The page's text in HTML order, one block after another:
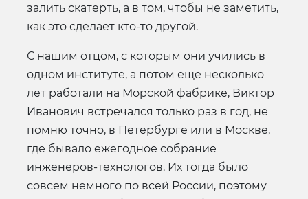
залить скатерть, а в том, чтобы не заметить,
как это сделает кто-то другой.
С нашим отцом, с которым они учились в
одном институте, а потом еще несколько
лет работали на Морской фабрике, Виктор
Иванович встречался только раз в год, не
помню точно, в Петербурге или в Москве,
где бывало ежегодное собрание
инженеров-технологов. Их тогда было
совсем немного по всей России, поэтому